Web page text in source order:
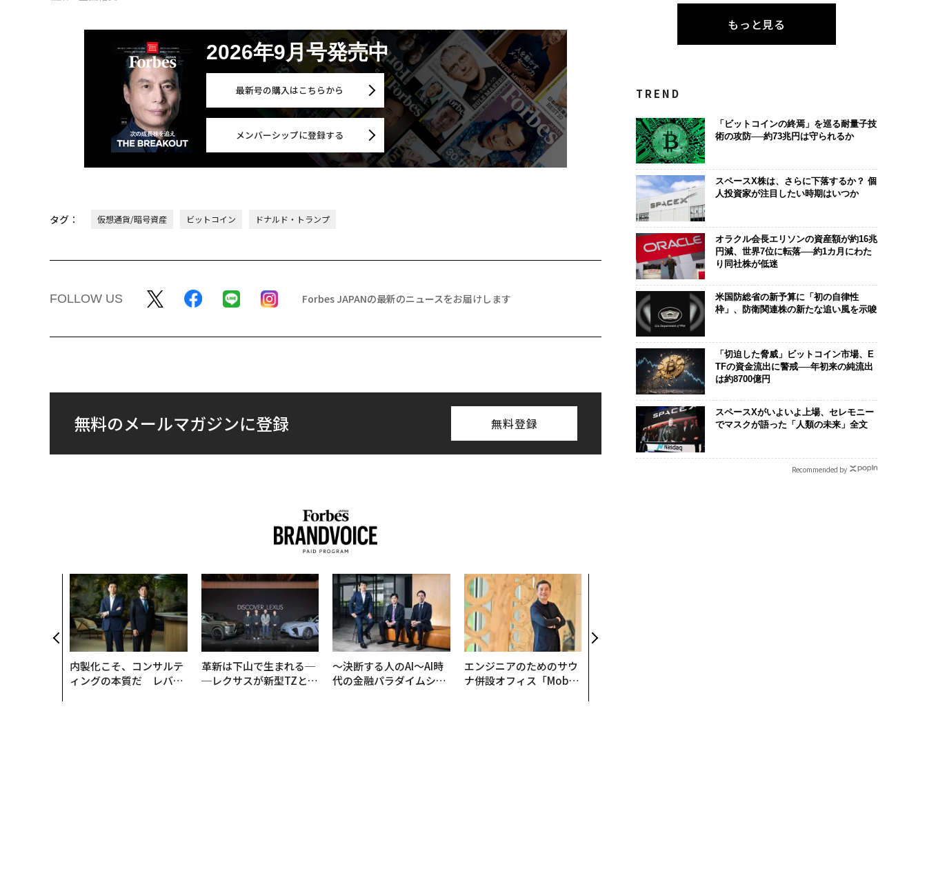
2026年9月号発売中
メンバーシップに登録する
タグ： 仮想通貨/暗号資産 ビットコイン ドナルド・トランプ
FOLLOW US
もっと見る
TREND
「ビットコインの終焉」を巡る耐量子技
術の攻防──約73兆円は守られるか
スペースX株は、さらに下落するか？ 個
人投資家が注目したい時期はいつか
オラクル会長エリソンの資産額が約16兆
円減、世界7位に転落──約1カ月にわた
り同社株が低迷
米国防総省の新予算に「初の自律性
枠」、防衛関連株の新たな追い風を示唆
「切迫した脅威」ビットコイン市場、E
TFの資金流出に警戒──年初来の純流出
は約8700億円
スペースXがいよいよ上場、セレモニー
でマスクが語った「人類の未来」全文
Recommended by